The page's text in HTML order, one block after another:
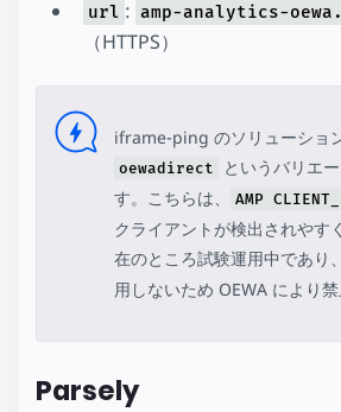
url : amp-analytics-
（HTTPS）
iframe-ping のソリューショ
oewadirect
というバリエ
す。こちらは、
AMP
クライアントが検出されやす
在のところ試験運用中であり、
用しないため OEWA により禁
Parsely